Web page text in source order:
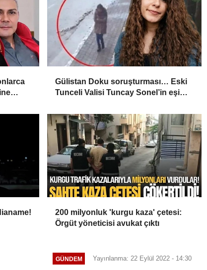
Gülistan Doku soruşturması… Eski
Tunceli Valisi Tuncay Sonel’in eşi
200 milyonluk 'kurgu kaza' çetesi:
Örgüt yöneticisi avukat çıktı
GÜNDEM Yayınlanma: 22 Eylül 2022 - 14:30